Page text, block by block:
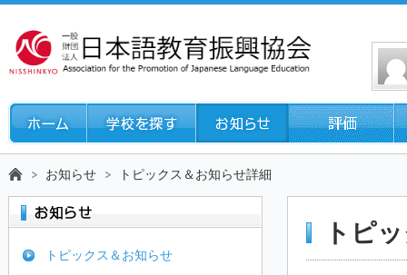
お知らせ トピックス＆お知らせ詳細
トピ
トピックス＆お知らせ